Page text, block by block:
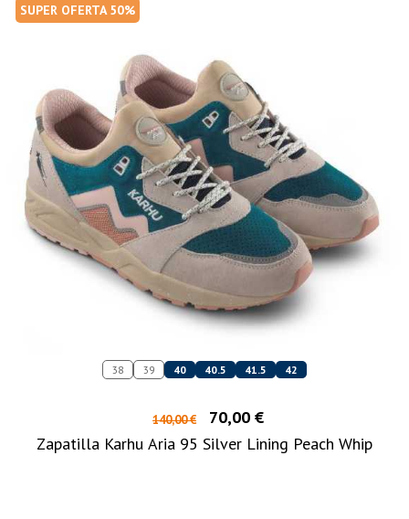
SUPER OFERTA 50%
38 39 40 40.5 41.5 42
140,00 €
70,00 €
Zapatilla Karhu Aria 95 Silver Lining Peach Whip